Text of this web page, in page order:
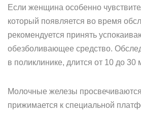
Если женщина особенно
который появляется во время
рекомендуется принять
обезболивающее средство.
в поликлинике, длится от 10 до 30
Молочные железы
прижимается к специальной